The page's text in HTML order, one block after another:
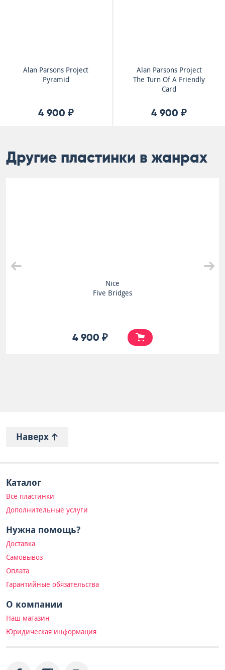
Alan Parsons Project
Pyramid
4 900 ₽
Alan Parsons Project
The Turn Of A Friendly
Card
4 900 ₽
Другие пластинки в жанрах
Nice
Five Bridges
4 900 ₽
Наверх
Каталог
Все пластинки
Дополнительные услуги
Нужна помощь?
Доставка
Самовывоз
Оплата
Гарантийные обязательства
О компании
Наш магазин
Юридическая информация